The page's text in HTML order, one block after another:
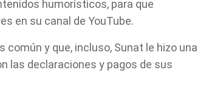
humorísticos, para que
en su canal de YouTube.
y que, incluso, Sunat le hizo una
las declaraciones y pagos de sus